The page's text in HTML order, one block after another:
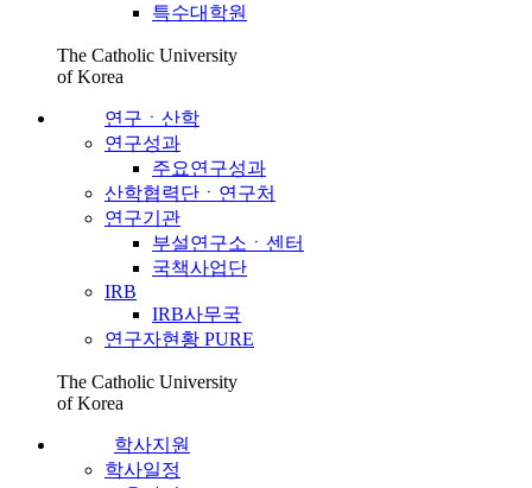
특수대학원
The Catholic University
of Korea
연구ㆍ산학
연구성과
주요연구성과
산학협력단ㆍ연구처
연구기관
부설연구소ㆍ센터
국책사업단
IRB
IRB사무국
연구자현황 PURE
The Catholic University
of Korea
학사지원
학사일정